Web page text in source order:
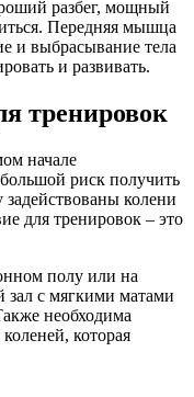
разбег, мощный
Передняя мышца
и выбрасывание тела
и развивать.
тренировок
начале
риск получить
задействованы колени
для тренировок – это
полу или на
зал с мягкими матами
необходима
которая